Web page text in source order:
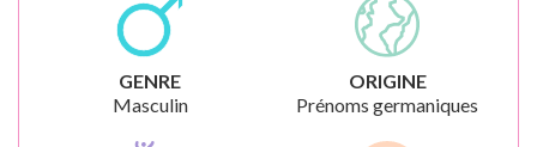
GENRE
Masculin
ORIGINE
Prénoms germaniques